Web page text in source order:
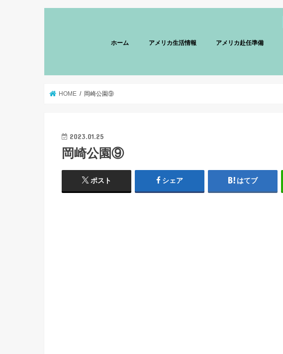
ホーム アメリカ生活情報 アメリカ赴任準備
HOME 岡崎公園⑨
2023.01.25
岡崎公園⑨
ポスト シェア はてブ